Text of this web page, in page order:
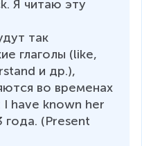
Я читаю эту
так
глаголы (like,
и др.),
во временах
have known her
(Present